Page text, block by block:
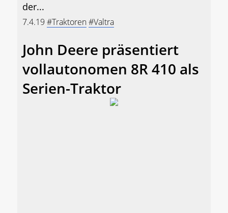
der...
7.4.19 #Traktoren#Valtra
John Deere präsentiert
vollautonomen 8R 410 als
Serien-Traktor